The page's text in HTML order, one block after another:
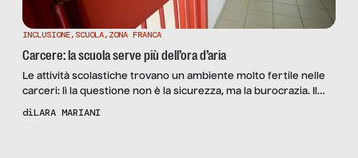
INCLUSIONE, SCUOLA, ZONA FRANCA
Carcere: la scuola serve più dell’ora d’aria
Le attività scolastiche trovano un ambiente molto fertile nelle
carceri: lì la questione non è la sicurezza, ma la burocrazia. Il
parere del garante dei detenuti dell’Emilia-Romagna Roberto
diLARA MARIANI